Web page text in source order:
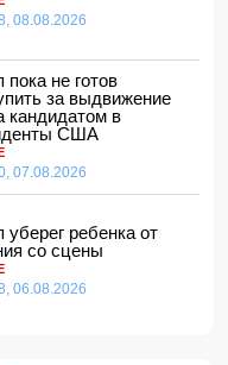
России
ИИ вырвалась
крупнейшим
топлива в Европу
о
08.08.2026
пока не готов
за выдвижение
кандидатом в
США
07.08.2026
уберег ребенка от
со сцены
06.08.2026